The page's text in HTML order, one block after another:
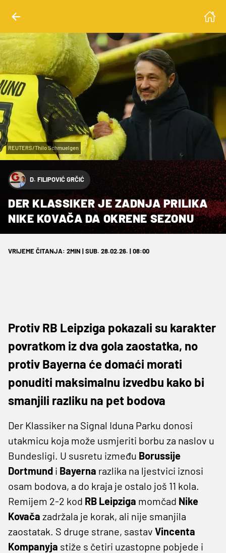
REUTERS/Thilo Schmuelgen
D. FILIPOVIĆ GRČIĆ
DER KLASSIKER JE ZADNJA PRILIKA
NIKE KOVAČA DA OKRENE SEZONU
VRIJEME ČITANJA: 2MIN | SUB. 28.02.26. | 08:00
Protiv RB Leipziga pokazali su karakter
povratkom iz dva gola zaostatka, no
protiv Bayerna će domaći morati
ponuditi maksimalnu izvedbu kako bi
smanjili razliku na pet bodova
Der Klassiker na Signal Iduna Parku donosi
utakmicu koja može usmjeriti borbu za naslov u
Bundesligi. U susretu između Borussije
Dortmund i Bayerna razlika na ljestvici iznosi
osam bodova, a do kraja je ostalo još 11 kola.
Remijem 2-2 kod RB Leipziga momčad Nike
Kovača zadržala je korak, ali nije smanjila
zaostatak. S druge strane, sastav Vincenta
Kompanyja stiže s četiri uzastopne pobjede i